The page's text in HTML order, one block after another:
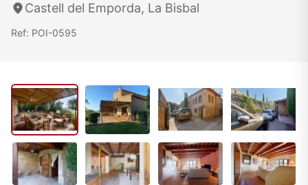
Castell del Emporda, La Bisbal
Ref: POI-0595